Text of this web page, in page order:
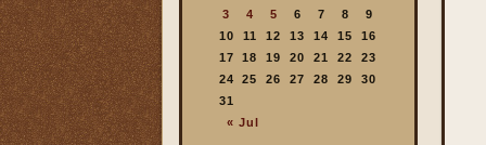
En la Santa Misa Dios nos
da todo
En la Santa Misa la Iglesia
se ofrece a sí misma
En la Santa Misa recibimos
« Jul
3
4 5 6 7 8
9
10
11 12 13 14 15
16
17
18 19 20 21 22
23
24
25 26 27 28 29
30
31